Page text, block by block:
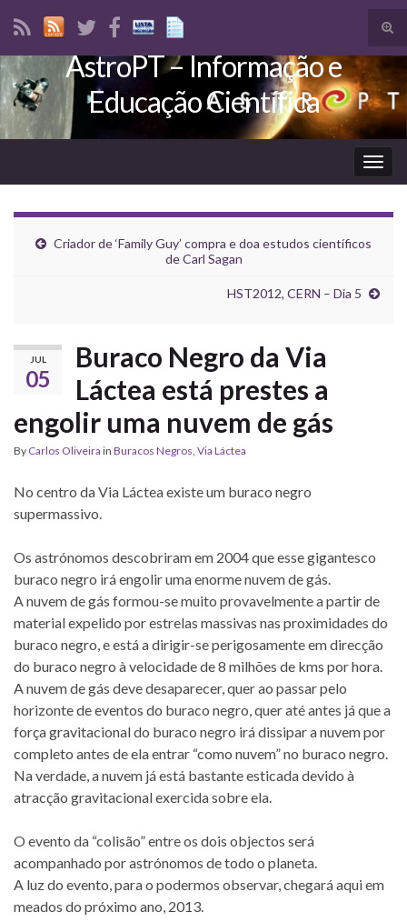
Search for:
AstroPT – Informação e
Educação Científica
Criador de ‘Family Guy’ compra e doa estudos científicos
de Carl Sagan
HST2012, CERN – Dia 5
JUL
05
Buraco Negro da Via
Láctea está prestes a
engolir uma nuvem de gás
By Carlos Oliveira in Buracos Negros, Via Láctea
No centro da Via Láctea existe um buraco negro
supermassivo.
Os astrónomos descobriram em 2004 que esse gigantesco
buraco negro irá engolir uma enorme nuvem de gás.
A nuvem de gás formou-se muito provavelmente a partir de
material expelido por estrelas massivas nas proximidades do
buraco negro, e está a dirigir-se perigosamente em direcção
do buraco negro à velocidade de 8 milhões de kms por hora.
A nuvem de gás deve desaparecer, quer ao passar pelo
horizonte de eventos do buraco negro, quer até antes já que a
força gravitacional do buraco negro irá dissipar a nuvem por
completo antes de ela entrar “como nuvem” no buraco negro.
Na verdade, a nuvem já está bastante esticada devido à
atracção gravitacional exercida sobre ela.
O evento da “colisão” entre os dois objectos será
acompanhado por astrónomos de todo o planeta.
A luz do evento, para o podermos observar, chegará aqui em
meados do próximo ano, 2013.